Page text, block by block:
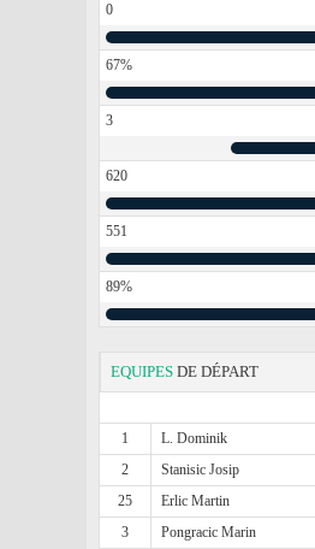
0
67%
3
620
551
89%
EQUIPES DE DÉPART
1
L. Dominik
2
Stanisic Josip
25
Erlic Martin
3
Pongracic Marin